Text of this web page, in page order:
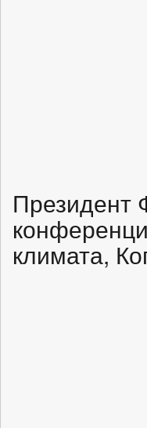
Президент
климата,